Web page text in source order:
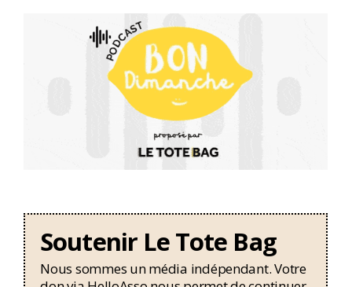
Soutenir Le Tote Bag
Nous sommes un média indépendant. Votre